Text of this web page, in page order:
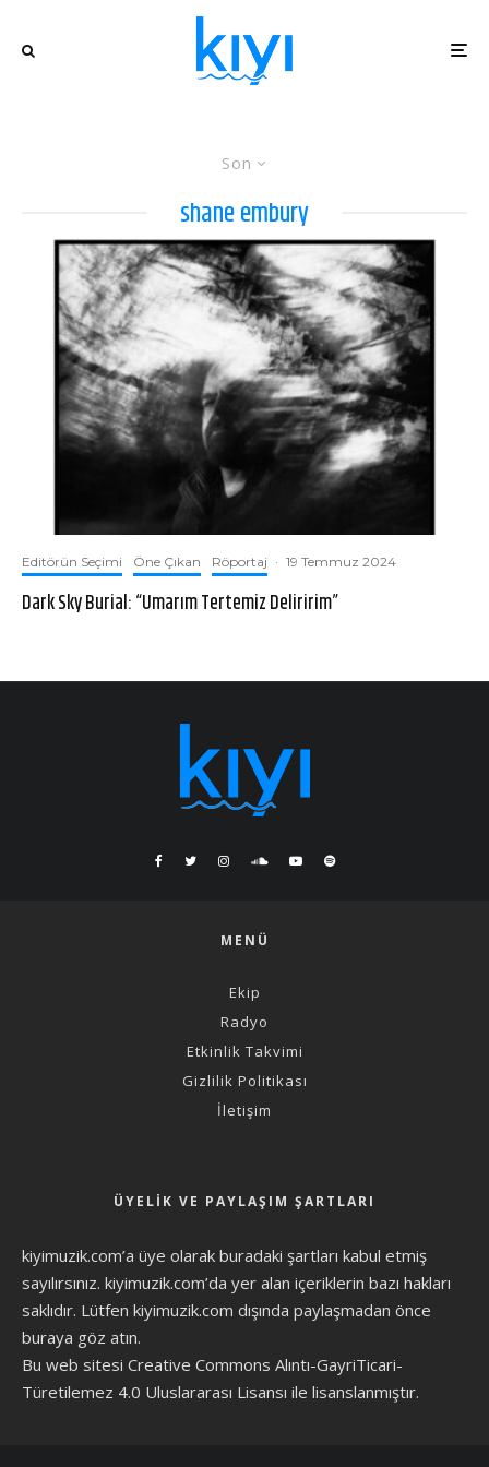
Son
shane embury
Editörün Seçimi Öne Çıkan Röportaj · 19 Temmuz 2024
Dark Sky Burial: “Umarım Tertemiz Deliririm”
MENÜ
Ekip
Radyo
Etkinlik Takvimi
Gizlilik Politikası
İletişim
ÜYELIK VE PAYLAŞIM ŞARTLARI
kiyimuzik.com’a üye olarak buradaki şartları kabul etmiş
sayılırsınız. kiyimuzik.com’da yer alan içeriklerin bazı hakları
saklıdır. Lütfen kiyimuzik.com dışında paylaşmadan önce
buraya göz atın.
Bu web sitesi Creative Commons Alıntı-GayriTicari-
Türetilemez 4.0 Uluslararası Lisansı ile lisanslanmıştır.